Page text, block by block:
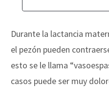
Durante la lactancia
el pezón pueden
esto se le llama
casos puede ser muy